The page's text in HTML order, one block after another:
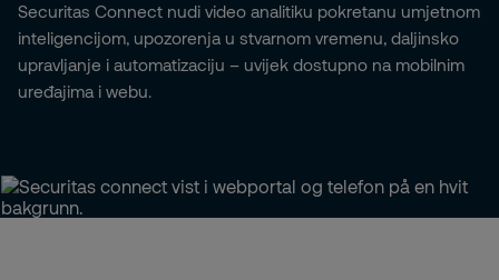
Securitas Connect nudi video analitiku pokretanu umjetnom
inteligencijom, upozorenja u stvarnom vremenu, daljinsko
upravljanje i automatizaciju – uvijek dostupno na mobilnim
uređajima i webu.